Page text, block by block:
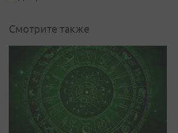
Смотрите также